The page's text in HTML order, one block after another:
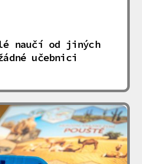
naučí od jiných
učebnici